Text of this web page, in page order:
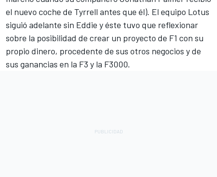
el nuevo coche de Tyrrell antes que él). El equipo Lotus
siguió adelante sin Eddie y éste tuvo que reflexionar
sobre la posibilidad de crear un proyecto de F1 con su
propio dinero, procedente de sus otros negocios y de
sus ganancias en la F3 y la F3000.